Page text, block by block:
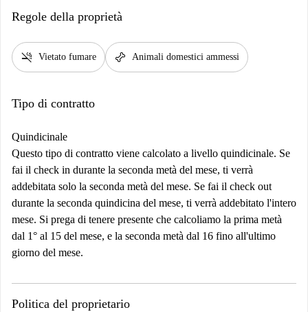
Regole della proprietà
smoke_free Vietato fumare pet_supplies Animali domestici ammessi
Tipo di contratto
Quindicinale
Questo tipo di contratto viene calcolato a livello quindicinale. Se
fai il check in durante la seconda metà del mese, ti verrà
addebitata solo la seconda metà del mese. Se fai il check out
durante la seconda quindicina del mese, ti verrà addebitato l'intero
mese. Si prega di tenere presente che calcoliamo la prima metà
dal 1° al 15 del mese, e la seconda metà dal 16 fino all'ultimo
giorno del mese.
Politica del proprietario